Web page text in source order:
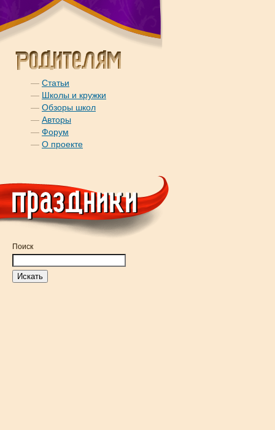
— Статьи
— Школы и кружки
— Обзоры школ
— Авторы
— Форум
— О проекте
Поиск